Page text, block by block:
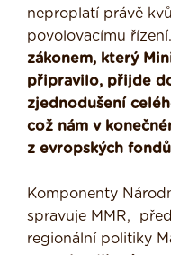
neproplatí právě
povolovacímu řízení.
zákonem, který
připravilo, přijde
zjednodušení
což nám v
z evropských
Komponenty
spravuje MMR,
regionální politiky